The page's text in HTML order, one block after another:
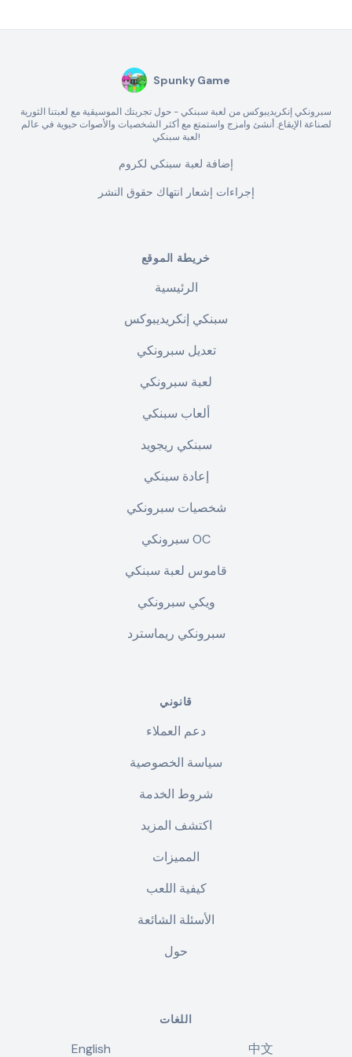
Spunky Game
سبرونكي إنكريديبوكس من لعبة سبنكي - حول تجربتك الموسيقية مع لعبتنا الثورية
لصناعة الإيقاع. أنشئ وامزج واستمتع مع أكثر الشخصيات والأصوات حيوية في عالم
لعبة سبنكي!
إضافة لعبة سبنكي لكروم
إجراءات إشعار انتهاك حقوق النشر
خريطة الموقع
الرئيسية
سبنكي إنكريديبوكس
تعديل سبرونكي
لعبة سبرونكي
ألعاب سبنكي
سبنكي ريجويد
إعادة سبنكي
شخصيات سبرونكي
سبرونكي OC
قاموس لعبة سبنكي
ويكي سبرونكي
سبرونكي ريماسترد
قانوني
دعم العملاء
سياسة الخصوصية
شروط الخدمة
اكتشف المزيد
المميزات
كيفية اللعب
الأسئلة الشائعة
حول
اللغات
English 中文